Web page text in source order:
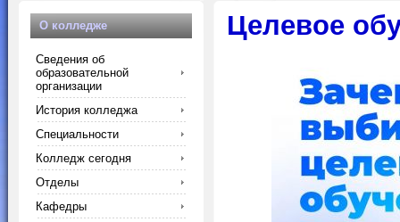
Целевое
О колледже
Сведения об
образовательной
организации
История колледжа
Специальности
Колледж сегодня
Отделы
Кафедры